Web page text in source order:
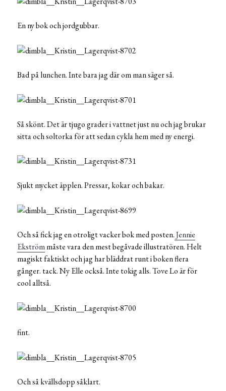
En ny bok och jordgubbar.
Bad på lunchen. Inte bara jag där om man säger så.
Så skönt. Det är tjugo grader i vattnet just nu och jag brukar
sitta och soltorka för att sedan cykla hem med ny energi.
Sjukt mycket äpplen. Pressar, kokar och bakar.
Och så fick jag en otroligt vacker bok med posten.Jennie
Ekströmmåste vara den mest begåvade illustratören. Helt
magiskt faktiskt och jag har bläddrat runt i boken flera
gånger. tack. Ny Elle också. Inte tokig alls. Tove Lo är för
cool alltså.
fint.
Och så kvällsdopp såklart.